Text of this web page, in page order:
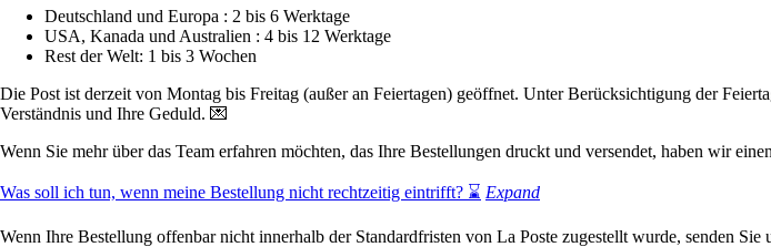
Deutschland und Europa : 2 bis 6 Werktage
USA, Kanada und Australien : 4 bis 12 Werktage
Rest der Welt: 1 bis 3 Wochen
Die Post ist derzeit von Montag bis Freitag (außer an Feiertagen) geöffnet. Unter Berücksichtigung der
Verständnis und Ihre Geduld. 💌
Wenn Sie mehr über das Team erfahren möchten, das Ihre Bestellungen druckt und versendet, haben wir
Was soll ich tun, wenn meine Bestellung nicht rechtzeitig eintrifft? ⌛️ Expand
Wenn Ihre Bestellung offenbar nicht innerhalb der Standardfristen von La Poste zugestellt wurde, senden